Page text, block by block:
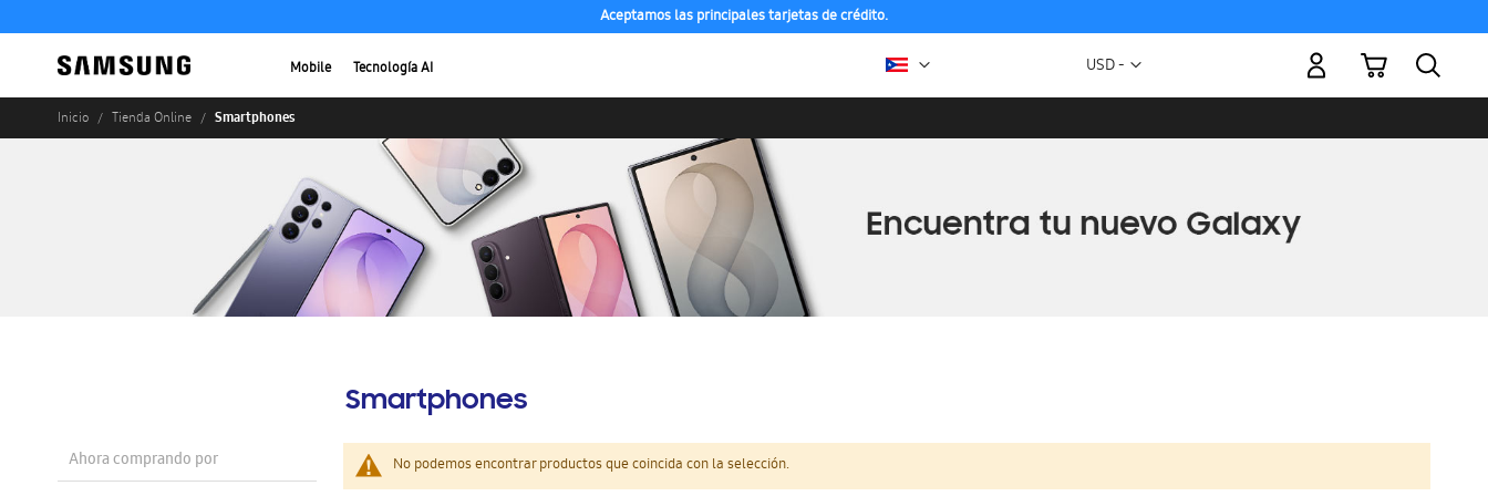
Aceptamos las principales tarjetas de crédito.
Mobile Tecnología AI Moneda
USD -
Mi carrito
Inicio Tienda Online Smartphones
Smartphones
No podemos encontrar productos que coincida con la selección.
Ahora comprando por